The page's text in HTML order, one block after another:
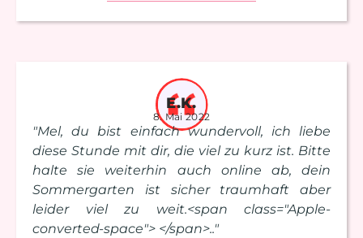
E.K.
8. Mai 2022
"Mel, du bist einfach wundervoll, ich liebe
diese Stunde mit dir, die viel zu kurz ist. Bitte
halte sie weiterhin auch online ab, dein
Sommergarten ist sicher traumhaft aber
leider viel zu weit.<span class="Apple-
converted-space"> </span>.."